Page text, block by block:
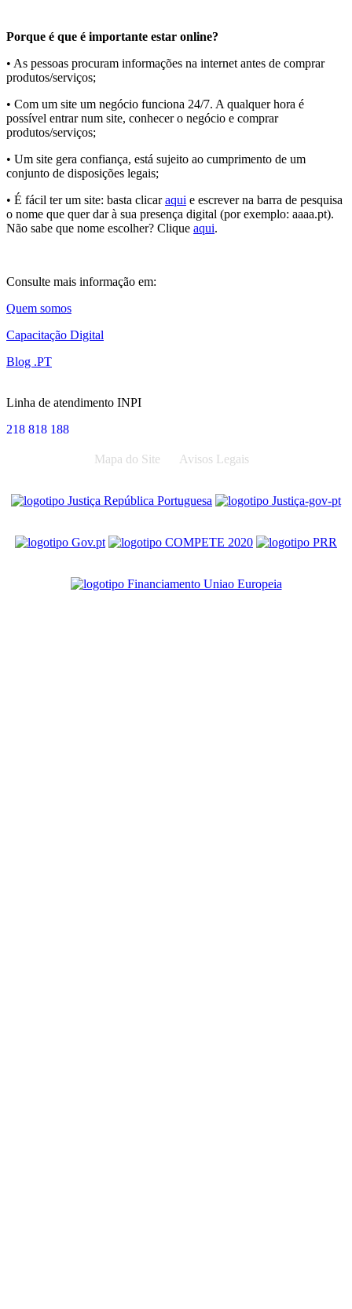
Porque é que é importante estar online?
• As pessoas procuram informações na internet antes de comprar
produtos/serviços;
• Com um site um negócio funciona 24/7. A qualquer hora é
possível entrar num site, conhecer o negócio e comprar
produtos/serviços;
• Um site gera confiança, está sujeito ao cumprimento de um
conjunto de disposições legais;
• É fácil ter um site: basta clicaraqui e escrever na barra de pesquisa
o nome que quer dar à sua presença digital (por exemplo: aaaa.pt).
Não sabe que nome escolher? Clique aqui.
Consulte mais informação em:
Quem somos
Capacitação Digital
Blog .PT
Linha de atendimento INPI
218 818 188
Mapa do Site Avisos Legais